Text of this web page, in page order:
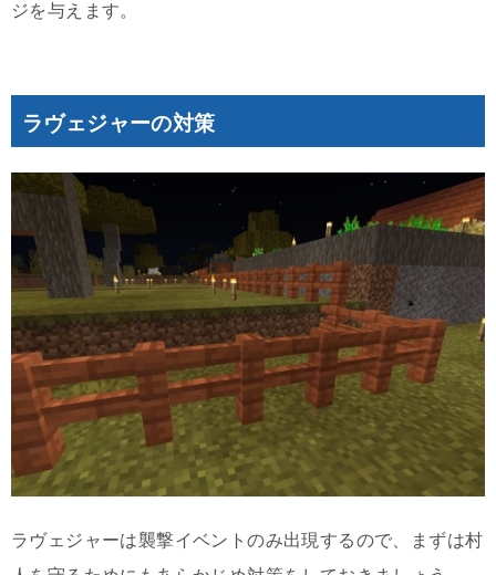
ジを与えます。
ラヴェジャーの対策
ラヴェジャーは襲撃イベントのみ出現するので、まずは村